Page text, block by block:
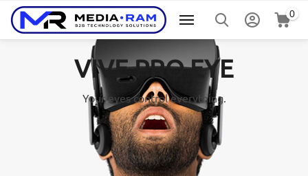
0
VIVE PRO EYE
Your eyes control everything.